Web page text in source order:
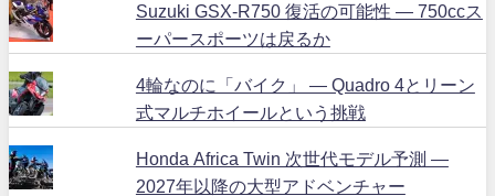
Suzuki GSX-R750 復活の可能性 ― 750ccス
ーパースポーツは戻るか
4輪なのに「バイク」 ― Quadro 4とリーン
式マルチホイールという挑戦
Honda Africa Twin 次世代モデル予測 ―
2027年以降の大型アドベンチャー